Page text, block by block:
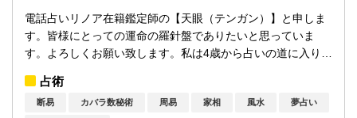
電話占いリノア在籍鑑定師の【天眼（テンガン）】と申しま
す。皆様にとっての運命の羅針盤でありたいと思っていま
す。よろしくお願い致します。私は4歳から占いの道に入り、
占術
断易 カバラ数秘術 周易 家相 風水 夢占い